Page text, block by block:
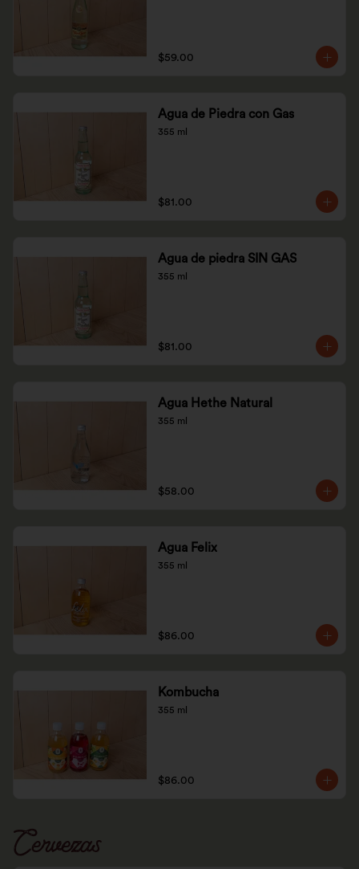
$59.00
Agua de Piedra con Gas
355 ml
$81.00
Agua de piedra SIN GAS
355 ml
$81.00
Agua Hethe Natural
355 ml
$58.00
Agua Felix
355 ml
$86.00
Kombucha
355 ml
$86.00
Cervezas